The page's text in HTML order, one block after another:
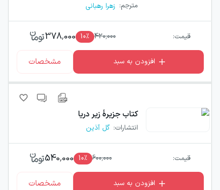
مترجم: زهرا رهبانی
قیمت: 420,000
10٪ 378,000
افزودن به سبد مشخصات
کتاب جزیرهٔ زیر دریا
انتشارات: گل آذین
قیمت: 600,000
10٪ 540,000
افزودن به سبد مشخصات